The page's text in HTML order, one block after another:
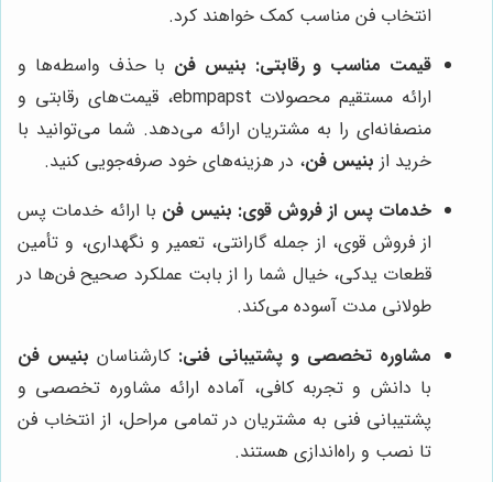
انتخاب فن مناسب کمک خواهند کرد.
قیمت مناسب و رقابتی: بنیس فن با حذف واسطه‌ها و
ارائه مستقیم محصولات ebmpapst، قیمت‌های رقابتی و
منصفانه‌ای را به مشتریان ارائه می‌دهد. شما می‌توانید با
خرید از بنیس فن، در هزینه‌های خود صرفه‌جویی کنید.
خدمات پس از فروش قوی: بنیس فن با ارائه خدمات پس
از فروش قوی، از جمله گارانتی، تعمیر و نگهداری، و تأمین
قطعات یدکی، خیال شما را از بابت عملکرد صحیح فن‌ها در
طولانی مدت آسوده می‌کند.
مشاوره تخصصی و پشتیبانی فنی: کارشناسان بنیس فن
با دانش و تجربه کافی، آماده ارائه مشاوره تخصصی و
پشتیبانی فنی به مشتریان در تمامی مراحل، از انتخاب فن
تا نصب و راه‌اندازی هستند.